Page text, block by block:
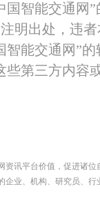
国智能交通网
明出处，违
智能交通网”
些第三方内容
资讯平台价值，促进诸
企业、机构、研究员、行